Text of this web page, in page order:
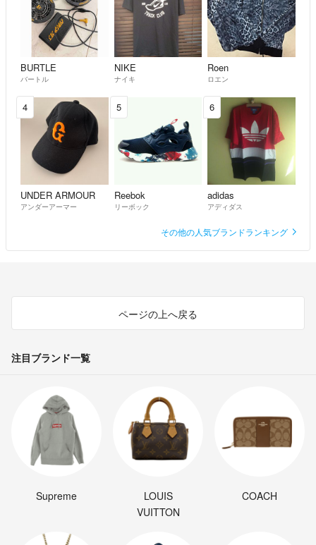
BURTLE
バートル
NIKE
ナイキ
Roen
ロエン
4
UNDER ARMOUR
アンダーアーマー
5
Reebok
リーボック
6
adidas
アディダス
その他の人気ブランドランキング
ページの上へ戻る
注目ブランド一覧
Supreme
LOUIS
VUITTON
COACH